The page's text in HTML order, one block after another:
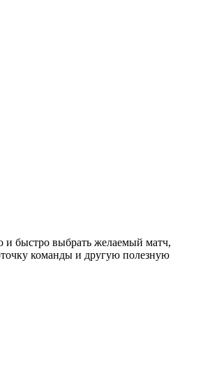
и быстро выбрать желаемый матч,
команды и другую полезную